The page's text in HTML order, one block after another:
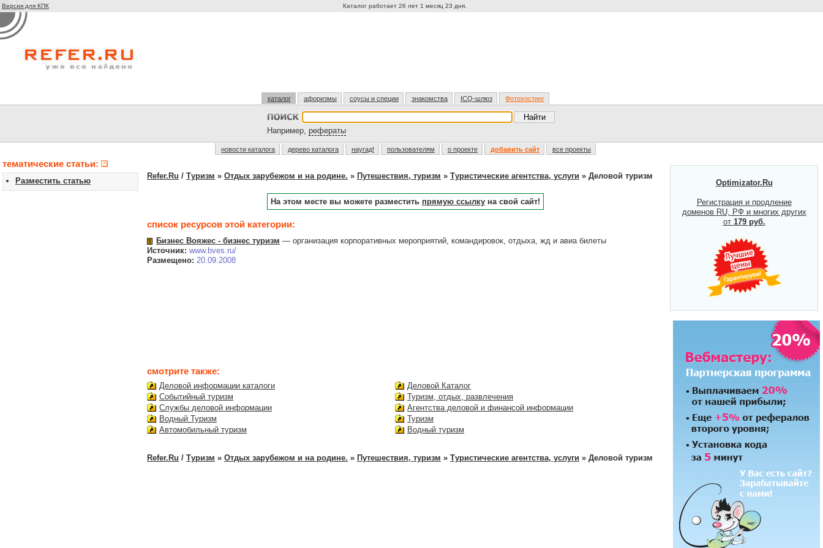
Версия для КПК Каталог работает 26 лет 1 месяц 23 дня.
каталог афоризмы соусы и специи знакомства ICQ-шлюз Фотохостинг
Например, рефераты
новости каталога дерево каталога наугад! пользователям о проекте добавить сайт все проекты
тематические статьи:
Разместить статью
Refer.Ru / Туризм » Отдых зарубежом и на родине. » Путешествия, туризм » Туристические агентства, услуги » Деловой туризм
На этом месте вы можете разместить прямую ссылку на свой сайт!
список ресурсов этой категории:
Бизнес Вояжес - бизнес туризм — организация корпоративных мероприятий, командировок, отдыха, жд и авиа билеты
Источник: www.bves.ru/
Размещено: 20.09.2008
смотрите также:
Деловой информации каталоги
Событийный туризм
Службы деловой информации
Водный Туризм
Автомобильный туризм
Деловой Каталог
Туризм, отдых, развлечения
Агентства деловой и финансой информации
Туризм
Водный туризм
Refer.Ru / Туризм » Отдых зарубежом и на родине. » Путешествия, туризм » Туристические агентства, услуги » Деловой туризм
Optimizator.Ru
Регистрация и продление
доменов RU, РФ и многих других
от 179 руб.